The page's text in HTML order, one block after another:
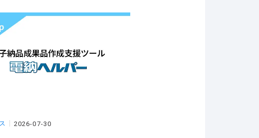
2026-07-30